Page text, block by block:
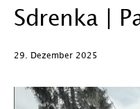
Sdrenka |
29. Dezember 2025